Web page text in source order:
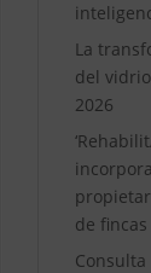
La
del
2026
de fincas